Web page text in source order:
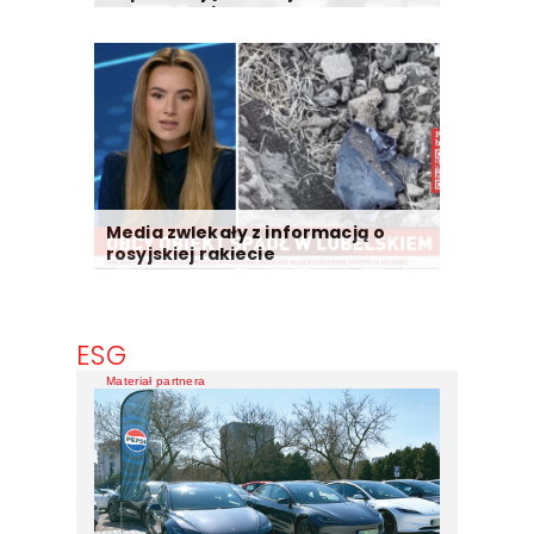
Morozowskiego
Media zwlekały z informacją o
rosyjskiej rakiecie
ESG
Materiał partnera